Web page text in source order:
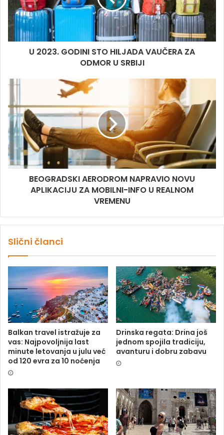
U 2023. GODINI STO HILJADA VAUČERA ZA
ODMOR U SRBIJI
BEOGRADSKI AERODROM NAPRAVIO NOVU
APLIKACIJU ZA MOBILNI-INFO U REALNOM
VREMENU
Slični članci
Balkan travel istražuje za
vas: Najpovoljnija last
minute letovanja u julu već
od 120 evra za 10 noćenja
Drinska regata: Drina još
jednom spojila tradiciju,
avanturu i dobru zabavu